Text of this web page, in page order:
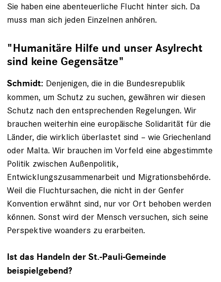
Sie haben eine abenteuerliche Flucht hinter sich. Da
muss man sich jeden Einzelnen anhören.
"Humanitäre Hilfe und unser Asylrecht
sind keine Gegensätze"
Schmidt: Denjenigen, die in die Bundesrepublik
kommen, um Schutz zu suchen, gewähren wir diesen
Schutz nach den ent­sprechenden Regelungen. Wir
brauchen weiterhin eine europäische Solidarität für die
Länder, die wirklich überlastet sind – wie Griechenland
oder Malta. Wir brauchen im Vorfeld eine abgestimmte
Politik zwischen Außenpolitik,
Entwicklungszusammenarbeit und Migrationsbehörde.
Weil die Fluchtursachen, die nicht in der Genfer
Konvention erwähnt sind, nur vor Ort behoben werden
können. Sonst wird der Mensch versuchen, sich seine
Perspektive woanders zu erarbeiten.
Ist das Handeln der St.-Pauli-Gemeinde
beispielgebend?